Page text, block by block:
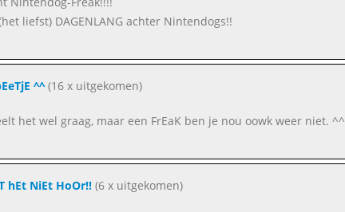
liefst) DAGENLANG achter Nintendogs!!
^^(16 x uitgekomen)
het wel graag, maar een FrEaK ben je nou oowk weer niet. ^^
hEt NiEt HoOr!!(6 x uitgekomen)